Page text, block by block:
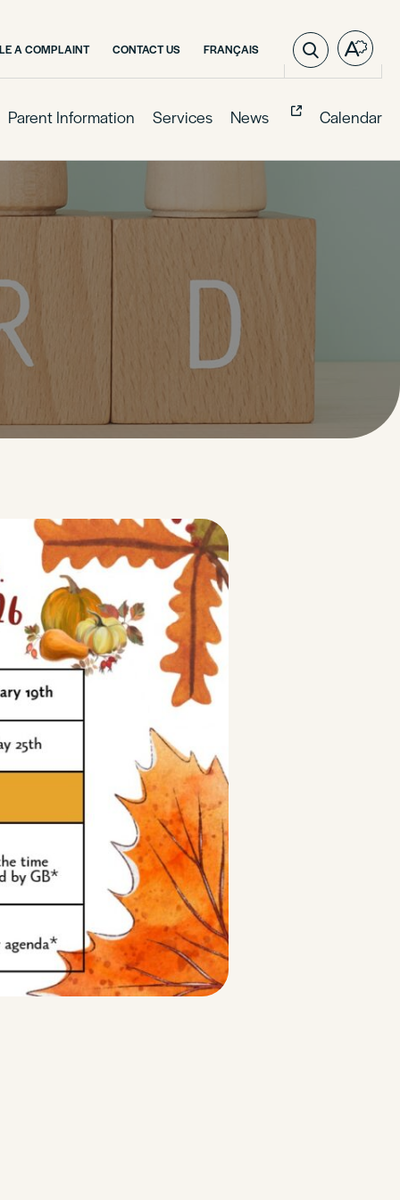
A COMPLAINT CONTACT US FRANÇAISVISIT
PAGE
IN:
Open
the
Parent Information Services News Calendar